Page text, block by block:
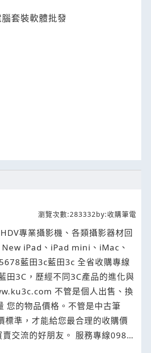
腦套裝軟體批發
瀏覽次數:283332by:收購筆電
專業攝影機、各類攝影器材回
New iPad、iPad mini、iMac、
藍田3c藍田3c 全省收購專線
您的物品價格。不管是中古筆
準，才能給您最合理的收購價